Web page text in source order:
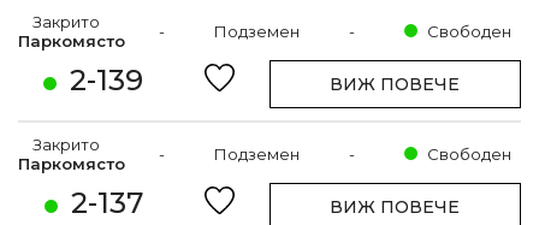
2-139
Закрито
Паркомясто
- Подземен - Свободен
ВИЖ ПОВЕЧЕ
2-137
Закрито
Паркомясто
- Подземен - Свободен
ВИЖ ПОВЕЧЕ